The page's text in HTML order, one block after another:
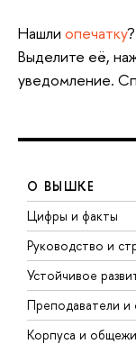
Нашли опечатку?
Выделите её,
уведомление.
О ВЫШКЕ
Цифры и факты
Руководство и
Устойчивое
Преподаватели и
Корпуса и